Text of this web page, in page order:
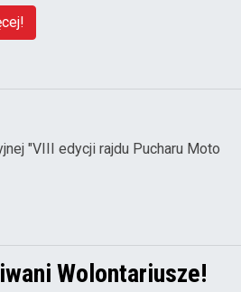
"VIII edycji rajdu Pucharu Moto
Wolontariusze!